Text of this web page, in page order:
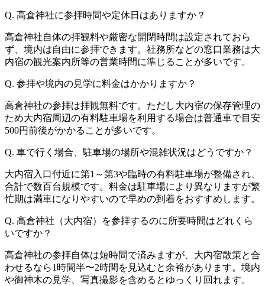
Q. 高倉神社に参拝時間や定休日はありますか？
高倉神社自体の拝観料や厳密な開閉時間は設定されておら
ず、境内は自由に参拝できます。社務所などの窓口業務は大
内宿の観光案内所等の営業時間に準じることが多いです。
Q. 参拝や境内の見学に料金はかかりますか？
高倉神社の参拝は拝観無料です。ただし大内宿の保存管理の
ため大内宿周辺の有料駐車場を利用する場合は普通車で目安
500円前後がかかることが多いです。
Q. 車で行く場合、駐車場の場所や混雑状況はどうですか？
大内宿入口付近に第1～第3や臨時の有料駐車場が整備され、
合計で数百台規模です。料金は駐車場により異なりますが繁
忙期は満車になりやすいので早めの到着をおすすめします。
Q. 高倉神社（大内宿）を参拝するのに所要時間はどれくら
いですか？
高倉神社の参拝自体は短時間で済みますが、大内宿散策と合
わせるなら1時間半〜2時間を見込むと余裕があります。境内
や御神木の見学、写真撮影を含めるとゆっくり回れます。